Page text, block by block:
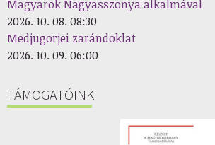
Magyarok Nagyasszonya alkalmával
2026. 10. 08. 08:30
Medjugorjei zarándoklat
2026. 10. 09. 06:00
TÁMOGATÓINK